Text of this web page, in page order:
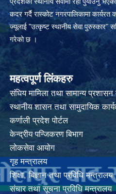
कदर गर्दै रास्कोट नगरपालिकामा
ज्यूलाई "उत्कृष्ट स्थानीय सेवा पुरुस्कार"
गरेको छ ।
महत्वपूर्ण लिंकहरु
संघिय मामिला तथा सामान्य प्रशासन
स्थानीय शासन तथा सामुदायिक
कर्णाली प्रदेश पोर्टल
केन्द्रीय पन्जिकरण बिभाग
लोकसेवा आयोग
गृह मन्त्रालय
शिक्षा, बिज्ञान तथा प्रविधि मन्त्रालय
संचार तथा सूचना प्रविधि मन्त्रालय